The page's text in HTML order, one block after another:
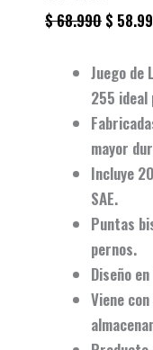
$68.990 $
Juego de
255
mayor
Incluye
SAE.
Puntas
pernos.
Diseño en
Viene